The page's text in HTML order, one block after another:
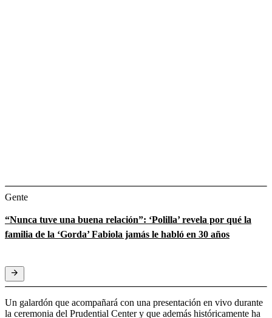
Gente
“Nunca tuve una buena relación”: ‘Polilla’ revela por qué la
familia de la ‘Gorda’ Fabiola jamás le habló en 30 años
Un galardón que acompañará con una presentación en vivo durante
la ceremonia del Prudential Center y que además históricamente ha